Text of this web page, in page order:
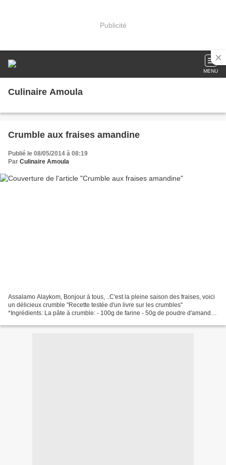
Publicité
MENU
Culinaire Amoula
Crumble aux fraises amandine
Publié le 08/05/2014 à 08:19
Par Culinaire Amoula
Assalamo Alaykom, Bonjour à tous, ..C'est la pleine saison des fraises, voici
un délicieux crumble "Recette testée d'un livre sur les crumbles"
*Ingrédients: La pâte à crumble: - 100g de farine - 50g de poudre d'amande -